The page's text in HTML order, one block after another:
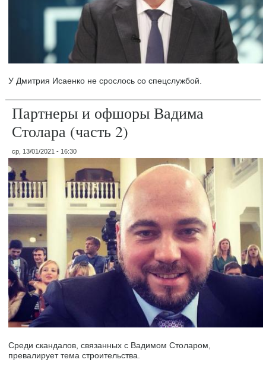
У Дмитрия Исаенко не срослось со спецслужбой.
Партнеры и офшоры Вадима
Столара (часть 2)
ср, 13/01/2021 - 16:30
Среди скандалов, связанных с Вадимом Столаром,
превалирует тема строительства.